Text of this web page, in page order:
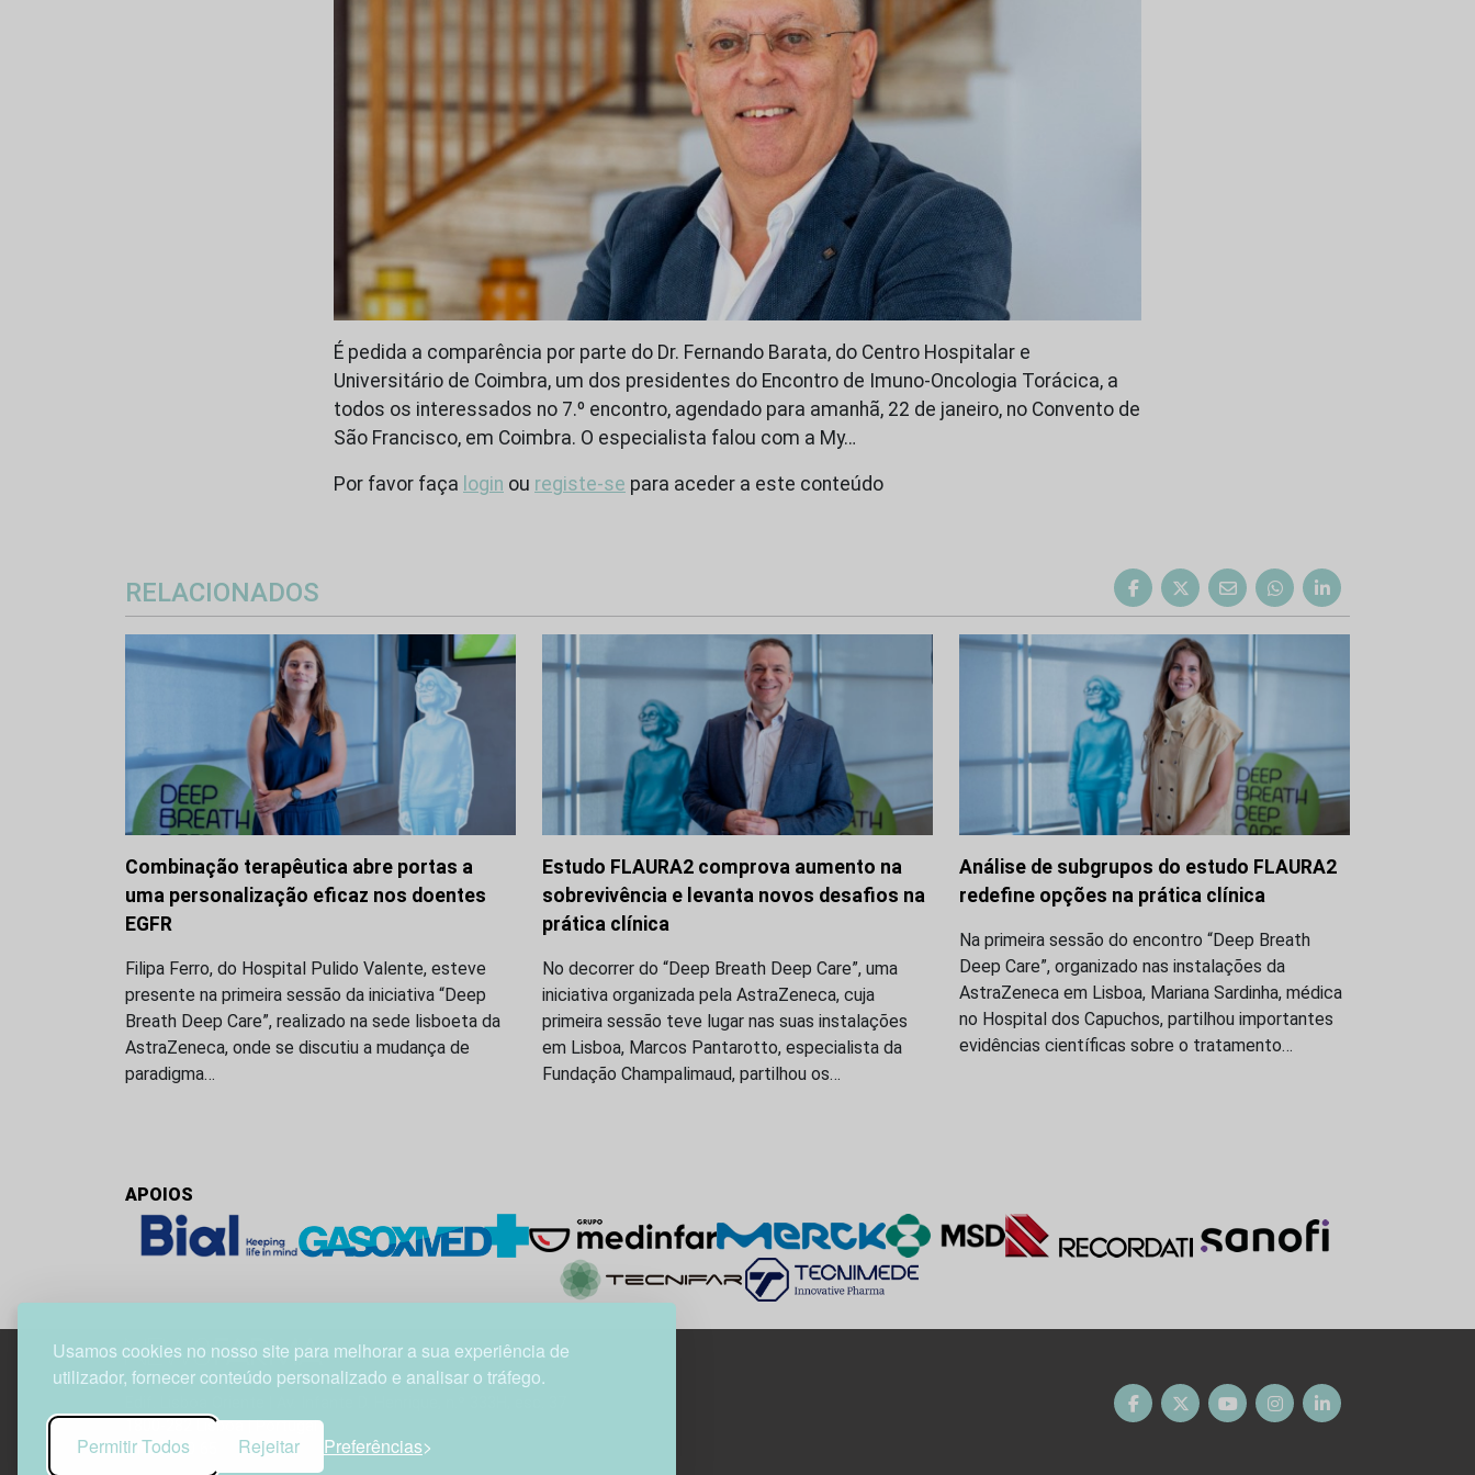
Usamos cookies no nosso site para melhorar a sua experiência de
utilizador, fornecer conteúdo personalizado e analisar o tráfego.
Permitir Todos Rejeitar Preferências
É pedida a comparência por parte do Dr. Fernando Barata, do Centro Hospitalar e
Universitário de Coimbra, um dos presidentes do Encontro de Imuno-Oncologia Torácica, a
todos os interessados no 7.º encontro, agendado para amanhã, 22 de janeiro, no Convento de
São Francisco, em Coimbra. O especialista falou com a My…
Por favor faça login ou registe-se para aceder a este conteúdo
RELACIONADOS
Combinação terapêutica abre portas a
uma personalização eficaz nos doentes
EGFR
Filipa Ferro, do Hospital Pulido Valente, esteve
presente na primeira sessão da iniciativa “Deep
Breath Deep Care”, realizado na sede lisboeta da
AstraZeneca, onde se discutiu a mudança de
paradigma…
Estudo FLAURA2 comprova aumento na
sobrevivência e levanta novos desafios na
prática clínica
No decorrer do “Deep Breath Deep Care”, uma
iniciativa organizada pela AstraZeneca, cuja
primeira sessão teve lugar nas suas instalações
em Lisboa, Marcos Pantarotto, especialista da
Fundação Champalimaud, partilhou os…
Análise de subgrupos do estudo FLAURA2
redefine opções na prática clínica
Na primeira sessão do encontro “Deep Breath
Deep Care”, organizado nas instalações da
AstraZeneca em Lisboa, Mariana Sardinha, médica
no Hospital dos Capuchos, partilhou importantes
evidências científicas sobre o tratamento…
APOIOS
1800-282 Lisboa | Portugal
21 850 40 65